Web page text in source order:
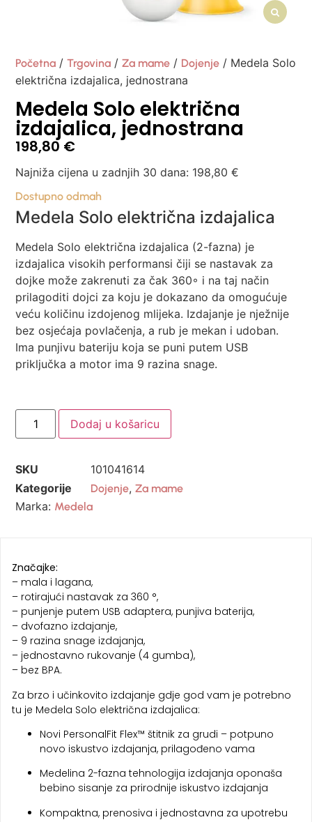
Početna /Trgovina /Za mame / Dojenje / Medela Solo
električna izdajalica, jednostrana
Medela Solo električna
izdajalica, jednostrana
198,80 €
Najniža cijena u zadnjih 30 dana: 198,80€
Dostupno odmah
Medela Solo električna izdajalica
Medela Solo električna izdajalica (2-fazna) je
izdajalica visokih performansi čiji se nastavak za
dojke može zakrenuti za čak 360◦ i na taj način
prilagoditi dojci za koju je dokazano da omogućuje
veću količinu izdojenog mlijeka. Izdajanje je nježnije
bez osjećaja povlačenja, a rub je mekan i udoban.
Ima punjivu bateriju koja se puni putem USB
priključka a motor ima 9 razina snage.
Dodaj u košaricu
SKU
101041614
Kategorije
Dojenje,Za mame
Marka: Medela
Značajke:
– mala i lagana,
– rotirajući nastavak za 360 °,
– punjenje putem USB adaptera, punjiva baterija,
– dvofazno izdajanje,
– 9 razina snage izdajanja,
– jednostavno rukovanje (4 gumba),
– bez BPA.
Za brzo i učinkovito izdajanje gdje god vam je potrebno
tu je Medela Solo električna izdajalica:
Novi PersonalFit Flex™ štitnik za grudi – potpuno
novo iskustvo izdajanja, prilagođeno vama
Medelina 2-fazna tehnologija izdajanja oponaša
bebino sisanje za prirodnije iskustvo izdajanja
Kompaktna, prenosiva i jednostavna za upotrebu